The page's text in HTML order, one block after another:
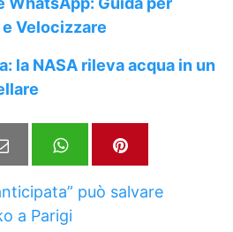
Velocizzare
la NASA rileva acqua in un
può salvare
a Parigi